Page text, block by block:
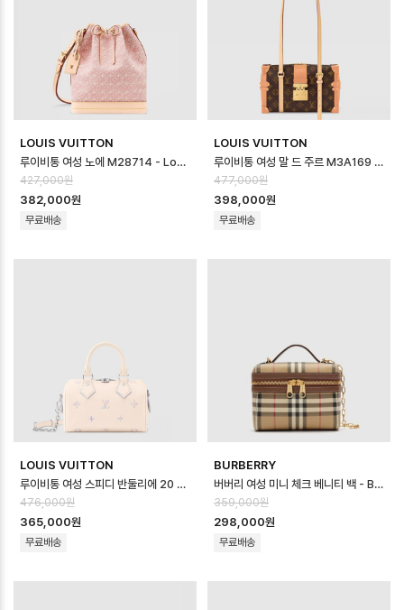
LOUIS VUITTON
루이비통 여성 노에 M28714 - Louis vuitton Womens Noe - lvb…
427,000원
382,000원
무료배송
LOUIS VUITTON
루이비통 여성 말 드 주르 M3A169 - Louis vuitton Womens Mal d…
477,000원
398,000원
무료배송
LOUIS VUITTON
루이비통 여성 스피디 반둘리에 20 M2A099 - Louis vuitton Womens …
476,000원
365,000원
무료배송
BURBERRY
버버리 여성 미니 체크 베니티 백 - Burberry Womens Mini Check Va…
359,000원
298,000원
무료배송